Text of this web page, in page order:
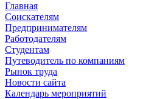
Главная
Соискателям
Предпринимателям
Работодателям
Студентам
Путеводитель по компаниям
Рынок труда
Новости сайта
Календарь мероприятий